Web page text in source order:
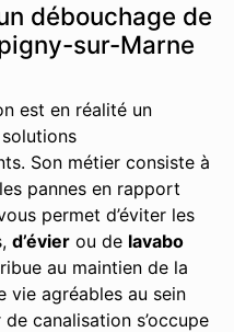
débouchage de
sur-Marne
est en réalité un
Son métier consiste à
pannes en rapport
permet d’éviter les
d’évier ou de lavabo
au maintien de la
vie agréables au sein
canalisation s’occupe